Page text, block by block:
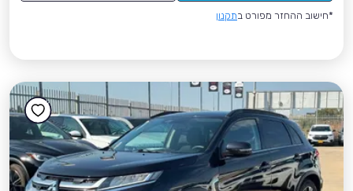
*חישוב ההחזר מפורט בתקנון